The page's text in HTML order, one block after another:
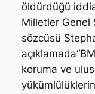
öldürdüğü
Milletler Genel
sözcüsü
açıklamada
koruma ve